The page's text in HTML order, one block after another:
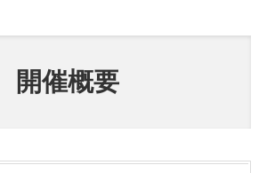
開催概要